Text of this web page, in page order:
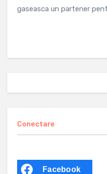
gaseasca un partener
Conectare
Facebook